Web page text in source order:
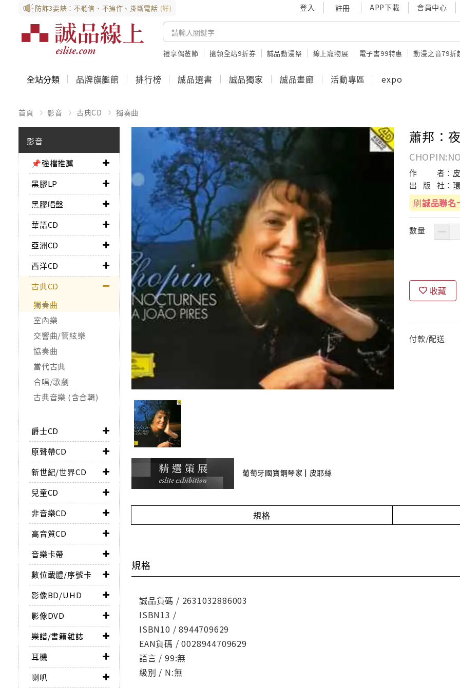
防詐3要訣：不聽信、不操作、掛斷電話 (詳) 登入 註冊 APP下載 會員中心
禮享偶爸節 搶領全站9折券 誠品動漫祭 線上寵物展 電子書99特惠 動漫之音79折
全站分類 品牌旗艦館 排行榜 誠品選書 誠品獨家 誠品畫廊 活動專區 expo
首頁 影音 古典CD 獨奏曲
影音
📌強檔推薦
黑膠LP
黑膠唱盤
華語CD
亞洲CD
西洋CD
古典CD
獨奏曲
室內樂
交響曲/管絃樂
協奏曲
當代古典
合唱/歌劇
古典音樂 (含合輯)
爵士CD
原聲帶CD
新世紀/世界CD
兒童CD
非音樂CD
高音質CD
音樂卡帶
數位載體/序號卡
影像BD/UHD
影像DVD
樂譜/書籍雜誌
耳機
喇叭
葡萄牙國寶鋼琴家 | 皮耶絲
蕭邦：
作 者：
出
版 社：
刷誠品聯名
數量
收藏
付款/配送
規格
規格
誠品貨碼 / 2631032886003
ISBN13 /
ISBN10 / 8944709629
EAN貨碼 / 0028944709629
語言 / 99:無
級別 / N:無